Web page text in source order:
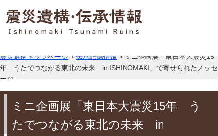
震災遺構トップページ > 伝承記録情報 > ミニ企画展「東日本大震災15
年 うたでつながる東北の未来 in ISHINOMAKI」で寄せられたメッセ
ージ
ミニ企画展「東日本大震災15年 う
たでつながる東北の未来 in